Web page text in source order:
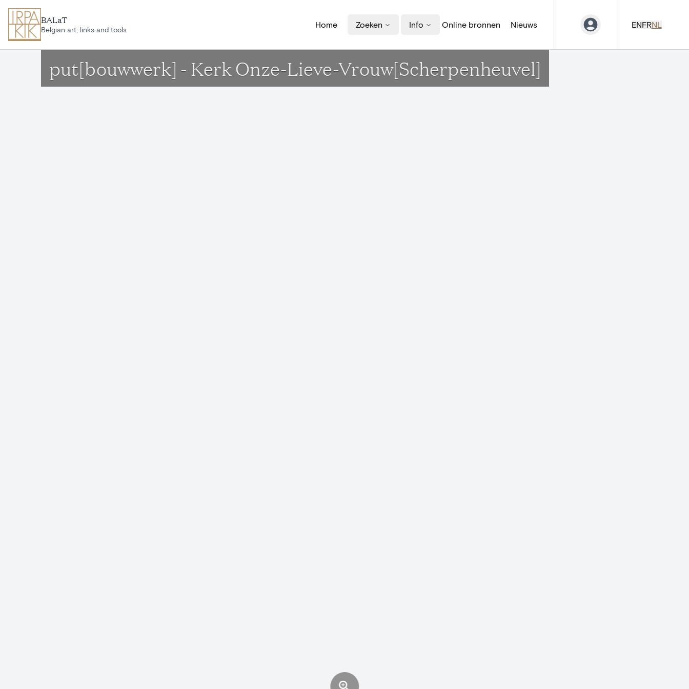
BALaT
Belgian art, links and tools
Home Zoeken Info Online bronnen Nieuws ENFRNL
put[bouwwerk] - Kerk Onze-Lieve-Vrouw[Scherpenheuvel]